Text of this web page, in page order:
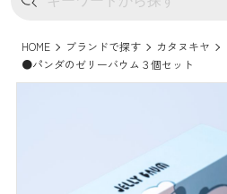
HOME ブランドで探す
カタヌキヤ
●パンダのゼリーバウム３個セット